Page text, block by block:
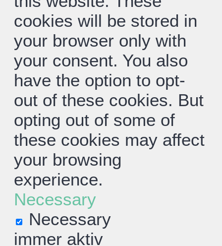
cookies will be stored in
your browser only with
your consent. You also
have the option to opt-
out of these cookies. But
opting out of some of
these cookies may affect
your browsing
experience.
Necessary
Necessary
immer aktiv